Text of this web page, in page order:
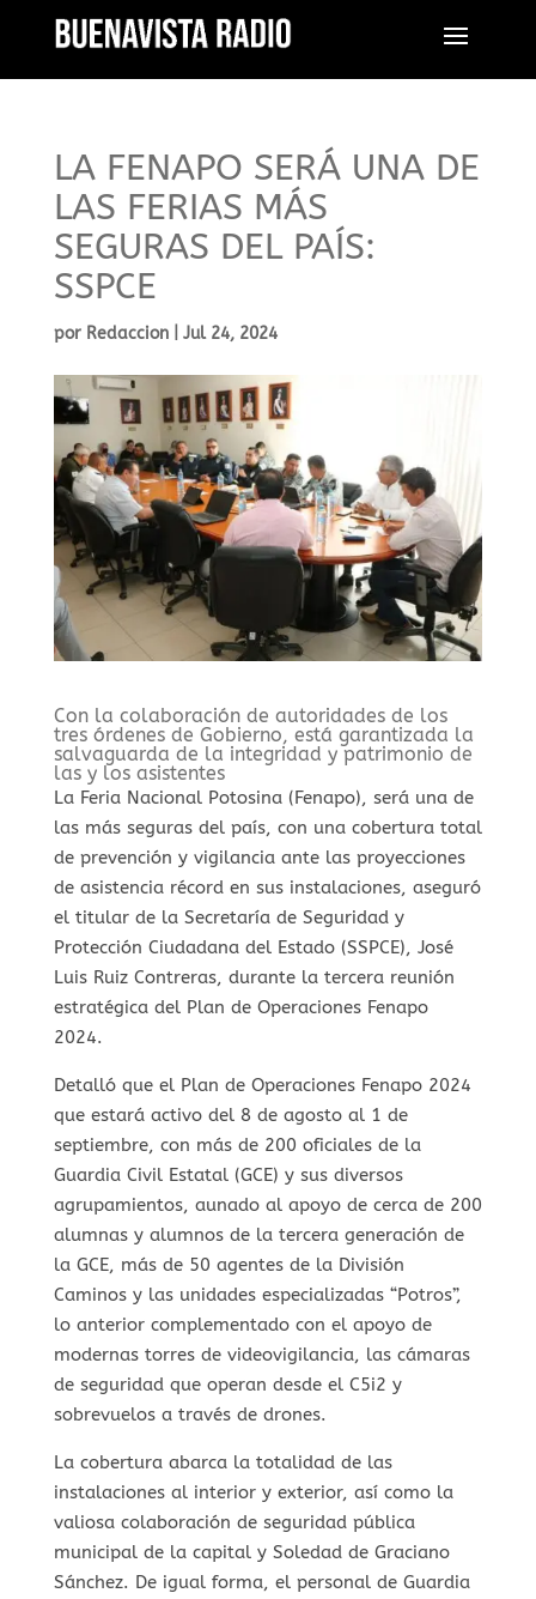
LA FENAPO SERÁ UNA DE
LAS FERIAS MÁS
SEGURAS DEL PAÍS:
SSPCE
por Redaccion| Jul 24, 2024
Con la colaboración de autoridades de los
tres órdenes de Gobierno, está garantizada la
salvaguarda de la integridad y patrimonio de
las y los asistentes
La Feria Nacional Potosina (Fenapo), será una de
las más seguras del país, con una cobertura total
de prevención y vigilancia ante las proyecciones
de asistencia récord en sus instalaciones, aseguró
el titular de la Secretaría de Seguridad y
Protección Ciudadana del Estado (SSPCE), José
Luis Ruiz Contreras, durante la tercera reunión
estratégica del Plan de Operaciones Fenapo
2024.
Detalló que el Plan de Operaciones Fenapo 2024
que estará activo del 8 de agosto al 1 de
septiembre, con más de 200 oficiales de la
Guardia Civil Estatal (GCE) y sus diversos
agrupamientos, aunado al apoyo de cerca de 200
alumnas y alumnos de la tercera generación de
la GCE, más de 50 agentes de la División
Caminos y las unidades especializadas “Potros”,
lo anterior complementado con el apoyo de
modernas torres de videovigilancia, las cámaras
de seguridad que operan desde el C5i2 y
sobrevuelos a través de drones.
La cobertura abarca la totalidad de las
instalaciones al interior y exterior, así como la
valiosa colaboración de seguridad pública
municipal de la capital y Soledad de Graciano
Sánchez. De igual forma, el personal de Guardia